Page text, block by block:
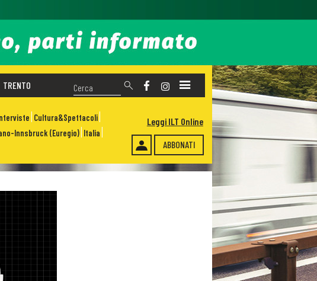
TRENTO
Cultura&Spettacoli
Innsbruck (Euregio) Italia
ABBONATI
Leggi ILT Online